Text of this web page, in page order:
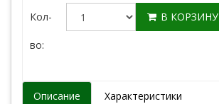
Кол-
во:
В КОРЗИНУ
Описание Характеристики